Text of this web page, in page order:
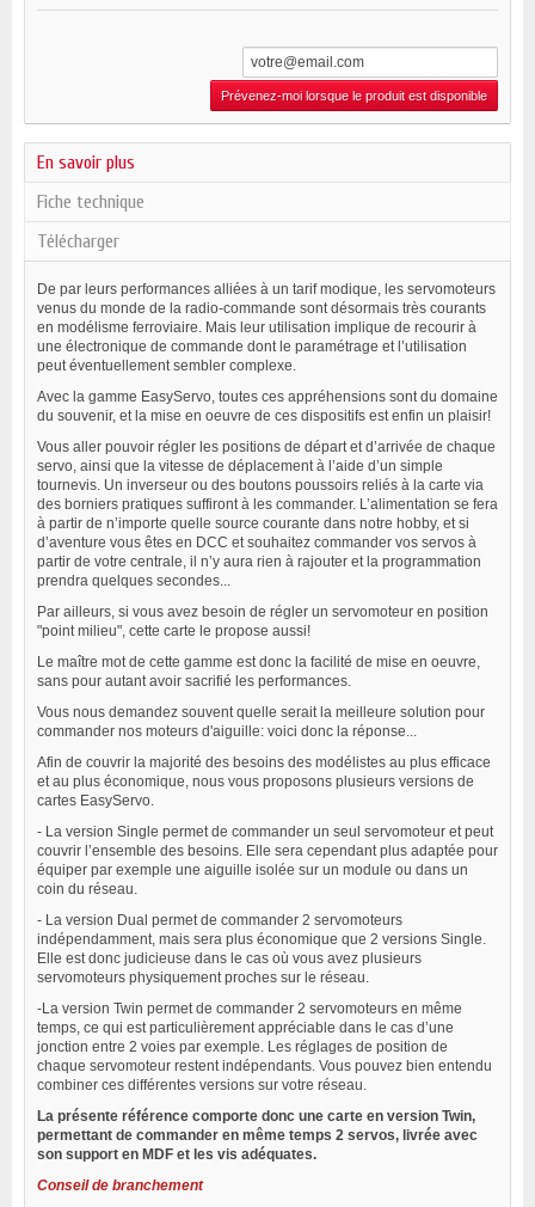
Prévenez-moi lorsque le produit est disponible
En savoir plus
Fiche technique
Télécharger
De par leurs performances alliées à un tarif modique, les servomoteurs
venus du monde de la radio-commande sont désormais très courants
en modélisme ferroviaire. Mais leur utilisation implique de recourir à
une électronique de commande dont le paramétrage et l’utilisation
peut éventuellement sembler complexe.
Avec la gamme EasyServo, toutes ces appréhensions sont du domaine
du souvenir, et la mise en oeuvre de ces dispositifs est enfin un plaisir!
Vous aller pouvoir régler les positions de départ et d’arrivée de chaque
servo, ainsi que la vitesse de déplacement à l’aide d’un simple
tournevis. Un inverseur ou des boutons poussoirs reliés à la carte via
des borniers pratiques suffiront à les commander. L’alimentation se fera
à partir de n’importe quelle source courante dans notre hobby, et si
d’aventure vous êtes en DCC et souhaitez commander vos servos à
partir de votre centrale, il n’y aura rien à rajouter et la programmation
prendra quelques secondes...
Par ailleurs, si vous avez besoin de régler un servomoteur en position
"point milieu", cette carte le propose aussi!
Le maître mot de cette gamme est donc la facilité de mise en oeuvre,
sans pour autant avoir sacrifié les performances.
Vous nous demandez souvent quelle serait la meilleure solution pour
commander nos moteurs d'aiguille: voici donc la réponse...
Afin de couvrir la majorité des besoins des modélistes au plus efficace
et au plus économique, nous vous proposons plusieurs versions de
cartes EasyServo.
- La version Single permet de commander un seul servomoteur et peut
couvrir l’ensemble des besoins. Elle sera cependant plus adaptée pour
équiper par exemple une aiguille isolée sur un module ou dans un
coin du réseau.
- La version Dual permet de commander 2 servomoteurs
indépendamment, mais sera plus économique que 2 versions Single.
Elle est donc judicieuse dans le cas où vous avez plusieurs
servomoteurs physiquement proches sur le réseau.
-La version Twin permet de commander 2 servomoteurs en même
temps, ce qui est particulièrement appréciable dans le cas d’une
jonction entre 2 voies par exemple. Les réglages de position de
chaque servomoteur restent indépendants. Vous pouvez bien entendu
combiner ces différentes versions sur votre réseau.
La présente référence comporte donc une carte en version Twin,
permettant de commander en même temps 2 servos, livrée avec
son support en MDF et les vis adéquates.
Conseil de branchement